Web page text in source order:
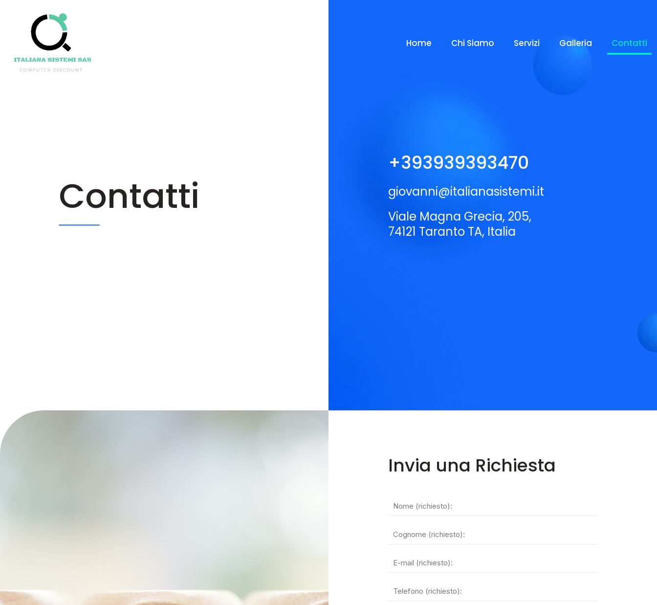
Home Chi Siamo Servizi Galleria Contatti
Contatti
+393939393470
giovanni@italianasistemi.it
Viale Magna Grecia, 205,
74121 Taranto TA, Italia
Invia una Richiesta